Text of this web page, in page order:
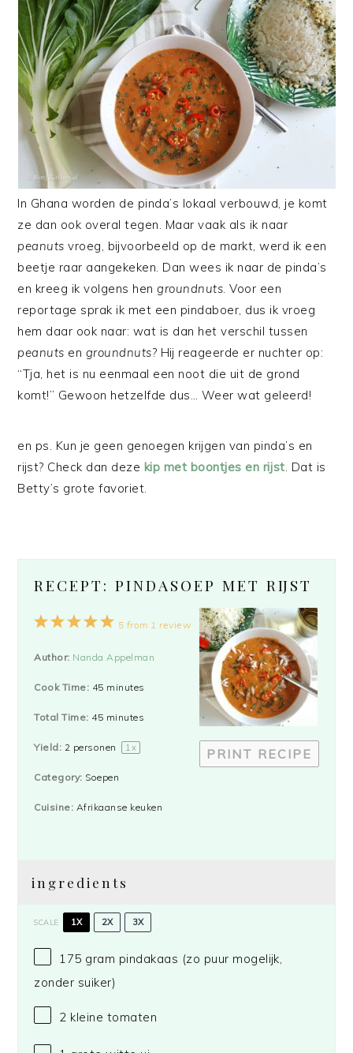
In Ghana worden de pinda’s lokaal verbouwd, je komt
ze dan ook overal tegen. Maar vaak als ik naar
peanutsvroeg, bijvoorbeeld op de markt, werd ik een
beetje raar aangekeken. Dan wees ik naar de pinda’s
en kreeg ik volgens hengroundnuts. Voor een
reportage sprak ik met een pindaboer, dus ik vroeg
hem daar ook naar: wat is dan het verschil tussen
peanuts en groundnuts? Hij reageerde er nuchter op:
“Tja, het is nu eenmaal een noot die uit de grond
komt!” Gewoon hetzelfde dus… Weer wat geleerd!
en ps. Kun je geen genoegen krijgen van pinda’s en
rijst? Check dan deze kip met boontjes en rijst. Dat is
Betty’s grote favoriet.
RECEPT: PINDASOEP MET RIJST
PRINT RECIPE
5
4
3
2
1
5 from 1 review
Author: Nanda Appelman
Cook Time: 45 minutes
Total Time: 45 minutes
Yield: 2 personen 1x
Category: Soepen
Cuisine: Afrikaanse keuken
ingredients
SCALE 1X 2X 3X
175 gram pindakaas (zo puur mogelijk,
zonder suiker)
2 kleine tomaten